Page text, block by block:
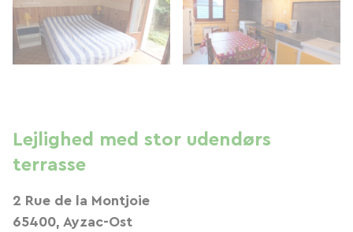
Lejlighed med stor udendørs
terrasse
2 Rue de la Montjoie
65400, Ayzac-Ost